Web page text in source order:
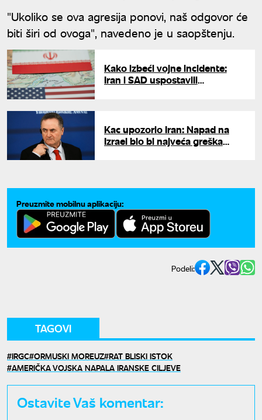
"Ukoliko se ova agresija ponovi, naš odgovor će
biti širi od ovoga", navedeno je u saopštenju.
Kako izbeći vojne incidente:
Iran i SAD uspostavili
Kac upozorio Iran: Napad na
Izrael bio bi najveća greška
Preuzmite mobilnu aplikaciju:
Podeli:
TAGOVI
IRGC ORMUSKI MOREUZ RAT BLISKI ISTOK
AMERIČKA VOJSKA NAPALA IRANSKE CILJEVE
Ostavite Vaš komentar: